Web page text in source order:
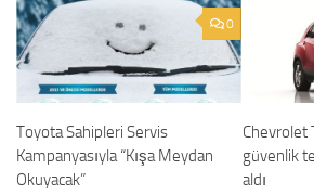
0
Toyota Sahipleri Servis
Kampanyasıyla “Kışa Meydan
Okuyacak”
Chevrolet
güvenlik
aldı